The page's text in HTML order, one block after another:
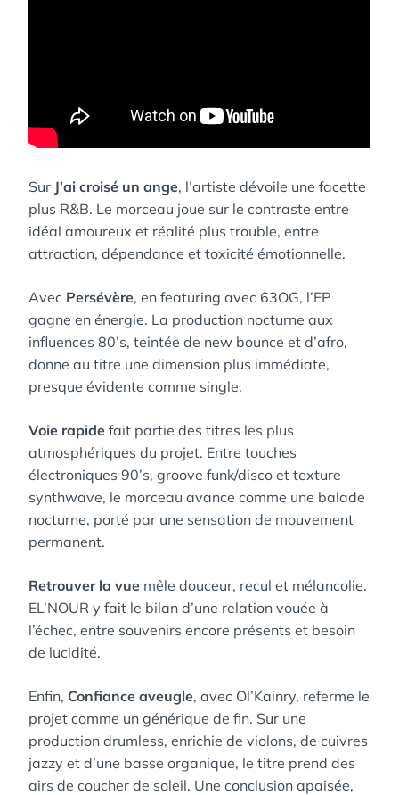
Sur J’ai croisé un ange, l’artiste dévoile une facette
plus R&B. Le morceau joue sur le contraste entre
idéal amoureux et réalité plus trouble, entre
attraction, dépendance et toxicité émotionnelle.
Avec Persévère, en featuring avec 63OG, l’EP
gagne en énergie. La production nocturne aux
influences 80’s, teintée de new bounce et d’afro,
donne au titre une dimension plus immédiate,
presque évidente comme single.
Voie rapide fait partie des titres les plus
atmosphériques du projet. Entre touches
électroniques 90’s, groove funk/disco et texture
synthwave, le morceau avance comme une balade
nocturne, porté par une sensation de mouvement
permanent.
Retrouver la vue mêle douceur, recul et mélancolie.
EL’NOUR y fait le bilan d’une relation vouée à
l’échec, entre souvenirs encore présents et besoin
de lucidité.
Enfin, Confiance aveugle, avec Ol’Kainry, referme le
projet comme un générique de fin. Sur une
production drumless, enrichie de violons, de cuivres
jazzy et d’une basse organique, le titre prend des
airs de coucher de soleil. Une conclusion apaisée,